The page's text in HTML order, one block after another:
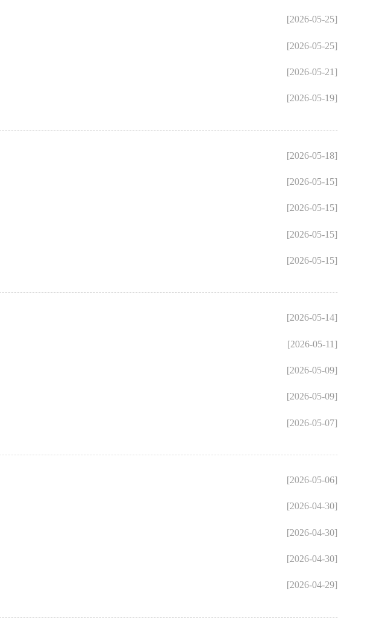
[2026-05-25]
[2026-05-25]
[2026-05-21]
[2026-05-19]
[2026-05-18]
[2026-05-15]
[2026-05-15]
[2026-05-15]
[2026-05-15]
[2026-05-14]
[2026-05-11]
[2026-05-09]
[2026-05-09]
[2026-05-07]
[2026-05-06]
[2026-04-30]
[2026-04-30]
[2026-04-30]
[2026-04-29]